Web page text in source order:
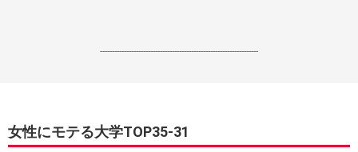
------------------------------------------------------------------
女性にモテる大学TOP35-31